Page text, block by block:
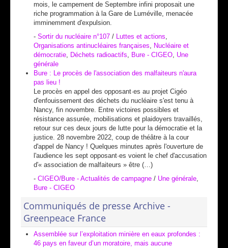
mois, le campement de Septembre infini proposait une
riche programmation à la Gare de Luméville, menacée
imminemment d'expulsion.
- Sortir du nucléaire n°107 / Luttes et actions,
Organisations antinucléaires françaises, Nucléaire et
démocratie, Déchets radioactifs, Bure - CIGEO, Une
générale
Bure : Le procès de l'association des malfaiteurs n'aura
pas lieu !
Le procès en appel des opposant·es au projet Cigéo
d'enfouissement des déchets du nucléaire s'est tenu à
Nancy, fin novembre. Entre victoires possibles et
résistance assurée, mobilisations et plaidoyers travaillés,
retour sur ces deux jours de lutte pour la démocratie et la
justice. 28 novembre 2022, coup de théâtre à la cour
d'appel de Nancy ! Quelques minutes après l'ouverture de
l'audience les sept opposant·es voient le chef d'accusation
d'« association de malfaiteurs » être (…)
- CIGEO/Bure - Actualités de campagne / Une générale,
Bure - CIGEO
Communiqués de presse Archive -
Greenpeace France
Assemblée sur l’exploitation minière en eaux profondes :
46 pays en faveur d’un moratoire, mais aucune